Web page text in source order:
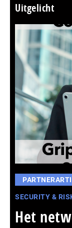
Uitgelicht
SECURITY &
Het